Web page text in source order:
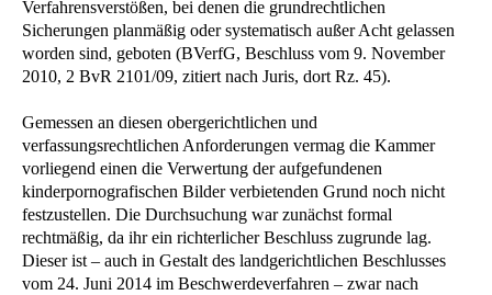
Verfahrensverstößen, bei denen die grundrechtlichen
Sicherungen planmäßig oder systematisch außer Acht gelassen
worden sind, geboten (BVerfG, Beschluss vom 9. November
2010, 2 BvR 2101/09, zitiert nach Juris, dort Rz. 45).
Gemessen an diesen obergerichtlichen und
verfassungsrechtlichen Anforderungen vermag die Kammer
vorliegend einen die Verwertung der aufgefundenen
kinderpornografischen Bilder verbietenden Grund noch nicht
festzustellen. Die Durchsuchung war zunächst formal
rechtmäßig, da ihr ein richterlicher Beschluss zugrunde lag.
Dieser ist – auch in Gestalt des landgerichtlichen Beschlusses
vom 24. Juni 2014 im Beschwerdeverfahren – zwar nach